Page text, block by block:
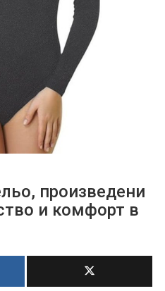
произведени
и комфорт в